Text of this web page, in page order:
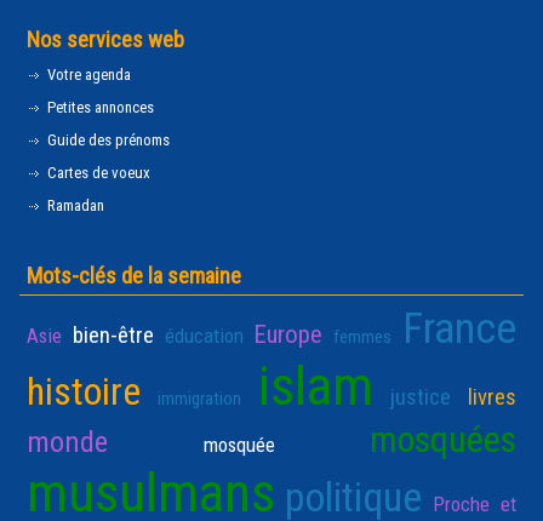
Nos services web
Votre agenda
Petites annonces
Guide des prénoms
Cartes de voeux
Ramadan
Mots-clés de la semaine
Asie bien-être éducation Europe femmes France
histoire immigration islam justice livres
monde mosquée mosquées
musulmans politique Proche et